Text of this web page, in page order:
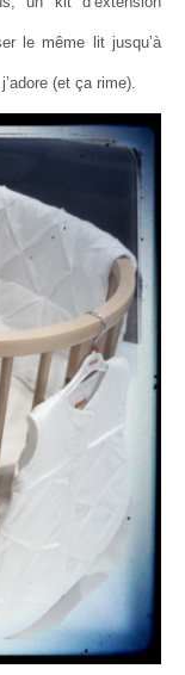
le même lit jusqu’à
(et ça rime).